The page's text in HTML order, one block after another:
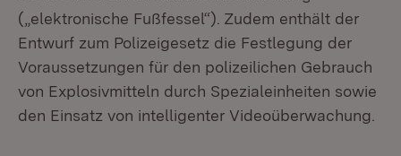
(„elektronische Fußfessel“). Zudem enthält der
Entwurf zum Polizeigesetz die Festlegung der
Voraussetzungen für den polizeilichen Gebrauch
von Explosivmitteln durch Spezialeinheiten sowie
den Einsatz von intelligenter Videoüberwachung.